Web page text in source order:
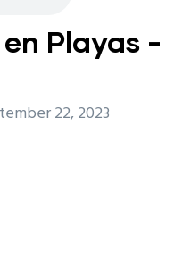
Playas -
22, 2023